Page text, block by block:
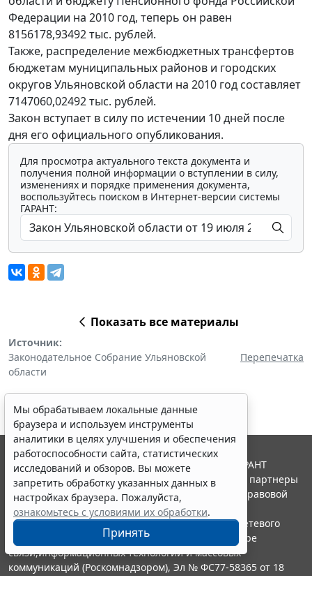
Федерации на 2010 год, теперь он равен
8156178,93492 тыс. рублей.
Также, распределение межбюджетных трансфертов
бюджетам муниципальных районов и городских
округов Ульяновской области на 2010 год составляет
7147060,02492 тыс. рублей.
Закон вступает в силу по истечении 10 дней после
дня его официального опубликования.
Для просмотра актуального текста документа и
получения полной информации о вступлении в силу,
изменениях и порядке применения документа,
воспользуйтесь поиском в Интернет-версии системы
ГАРАНТ:
Показать все материалы
Источник:
Законодательное Собрание Ульяновской
области
Перепечатка
Мы обрабатываем локальные данные
браузера и используем инструменты
аналитики в целях улучшения и обеспечения
работоспособности сайта, статистических
исследований и обзоров. Вы можете
запретить обработку указанных данных в
настройках браузера. Пожалуйста,
ознакомьтесь с условиями их обработки.
Принять
© ООО "НПП "ГАРАНТ-СЕРВИС", 2026. Система ГАРАНТ
выпускается с 1990 года. Компания "Гарант" и ее партнеры
являются участниками Российской ассоциации правовой
информации ГАРАНТ.
Портал ГАРАНТ.РУ зарегистрирован в качестве сетевого
издания Федеральной службой по надзору в сфере
связи,информационных технологий и массовых
коммуникаций (Роскомнадзором), Эл № ФС77-58365 от 18